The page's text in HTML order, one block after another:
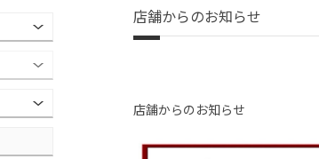
店舗からのお知らせ
店舗からのお知らせ